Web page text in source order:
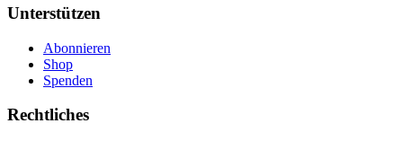
Unterstützen
Abonnieren
Shop
Spenden
Rechtliches